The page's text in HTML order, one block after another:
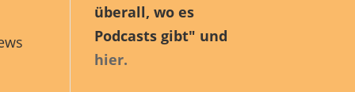
überall, wo es
Podcasts gibt" und
hier.